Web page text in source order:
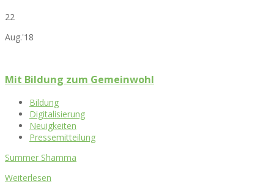
22
Aug.'18
Mit Bildung zum Gemeinwohl
Bildung
Digitalisierung
Neuigkeiten
Pressemitteilung
Summer Shamma
Weiterlesen